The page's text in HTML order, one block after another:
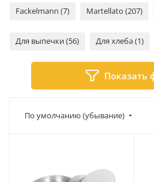
Fackelmann (7) Martellato (207)
Для выпечки (56) Для хлеба (1)
Показать
По умолчанию (убывание)